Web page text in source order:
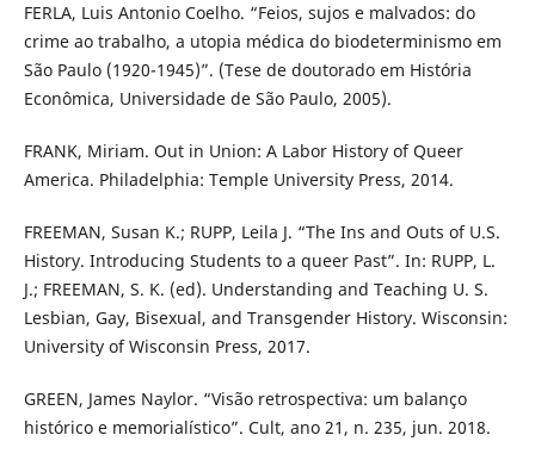
FERLA, Luis Antonio Coelho. “Feios, sujos e malvados: do
crime ao trabalho, a utopia médica do biodeterminismo em
São Paulo (1920-1945)”. (Tese de doutorado em História
Econômica, Universidade de São Paulo, 2005).
FRANK, Miriam. Out in Union: A Labor History of Queer
America. Philadelphia: Temple University Press, 2014.
FREEMAN, Susan K.; RUPP, Leila J. “The Ins and Outs of U.S.
History. Introducing Students to a queer Past”. In: RUPP, L.
J.; FREEMAN, S. K. (ed). Understanding and Teaching U. S.
Lesbian, Gay, Bisexual, and Transgender History. Wisconsin:
University of Wisconsin Press, 2017.
GREEN, James Naylor. “Visão retrospectiva: um balanço
histórico e memorialístico”. Cult, ano 21, n. 235, jun. 2018.